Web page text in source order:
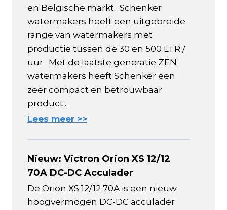
en Belgische markt. Schenker
watermakers heeft een uitgebreide
range van watermakers met
productie tussen de 30 en 500 LTR /
uur. Met de laatste generatie ZEN
watermakers heeft Schenker een
zeer compact en betrouwbaar
product...
Lees meer >>
Nieuw: Victron Orion XS 12/12
70A DC-DC Acculader
De Orion XS 12/12 70A is een nieuw
hoogvermogen DC-DC acculader